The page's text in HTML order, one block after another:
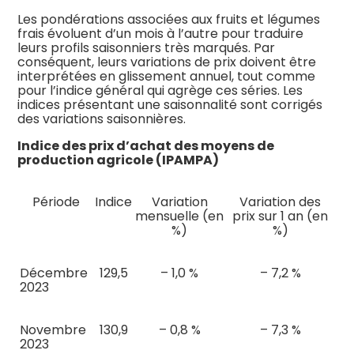
Les pondérations associées aux fruits et légumes
frais évoluent d’un mois à l’autre pour traduire
leurs profils saisonniers très marqués. Par
conséquent, leurs variations de prix doivent être
interprétées en glissement annuel, tout comme
pour l’indice général qui agrège ces séries. Les
indices présentant une saisonnalité sont corrigés
des variations saisonnières.
Indice des prix d’achat des moyens de
production agricole (IPAMPA)
Période Indice Variation
mensuelle (en
%)
Variation des
prix sur 1 an (en
%)
Décembre
2023
129,5 – 1,0 % – 7,2 %
Novembre
2023
130,9 – 0,8 % – 7,3 %